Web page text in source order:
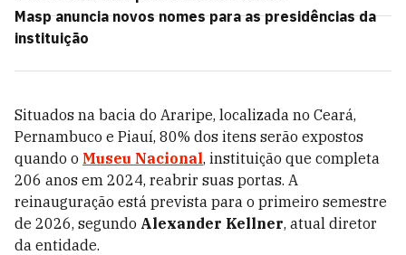
Masp anuncia novos nomes para as presidências da
instituição
Situados na bacia do Araripe, localizada no Ceará,
Pernambuco e Piauí, 80% dos itens serão expostos
quando o Museu Nacional, instituição que completa
206 anos em 2024, reabrir suas portas. A
reinauguração está prevista para o primeiro semestre
de 2026, segundo Alexander Kellner, atual diretor
da entidade.